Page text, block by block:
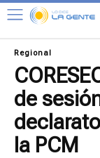
Regional
de
la PCM